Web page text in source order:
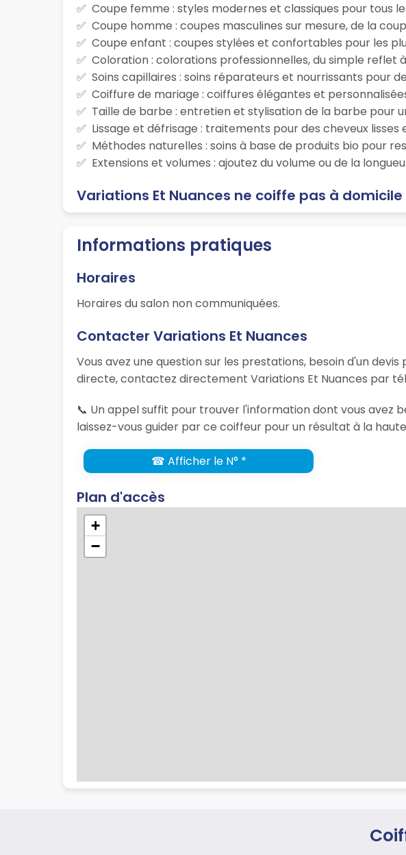
Coupe femme : styles modernes et classiques pour tous
Coupe homme : coupes masculines sur mesure, de la
Coupe enfant : coupes stylées et confortables pour les
Coloration : colorations professionnelles, du simple reflet
Soins capillaires : soins réparateurs et nourrissants pour
Coiffure de mariage : coiffures élégantes et
Taille de barbe : entretien et stylisation de la barbe pour
Lissage et défrisage : traitements pour des cheveux lisses
Méthodes naturelles : soins à base de produits bio pour
Extensions et volumes : ajoutez du volume ou de la
Variations Et Nuances ne coiffe pas à domicile
Informations pratiques
Horaires
Horaires du salon non communiquées.
Contacter Variations Et Nuances
Vous avez une question sur les prestations, besoin d'un
directe, contactez directement Variations Et Nuances par
📞 Un appel suffit pour trouver l'information dont vous avez
laissez-vous guider par ce coiffeur pour un résultat à la
☎ Afficher le N° *
Plan d'accès
+
−